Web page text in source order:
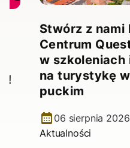
Stwórz z nami
Centrum
w szkoleniach
na turystykę
puckim
06 sierpnia 2026
Aktualności